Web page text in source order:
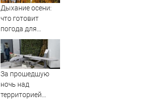
подробности об
Дыхание осени:
что готовит
погода для
Тверской области
на второй неделе
августа
За прошедшую
ночь над
территорией